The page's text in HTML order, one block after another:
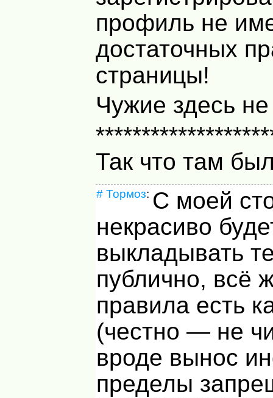
профиль не
достаточных
страницы!
Чужие здесь
Так что там
# Тормоз: С моей
некрасиво
выкладывать
публично, всё
правила есть
(честно — не
вроде вынос
пределы